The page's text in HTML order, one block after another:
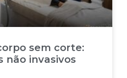
sem corte:
invasivos